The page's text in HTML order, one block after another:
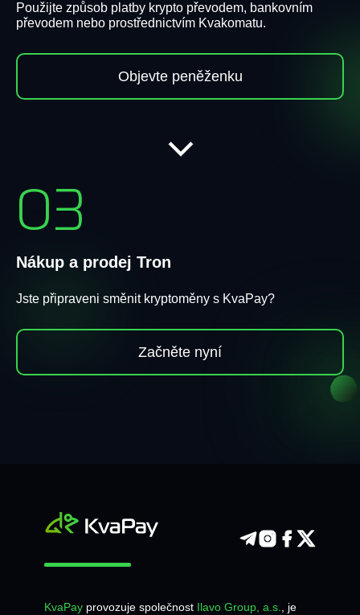
Použijte způsob platby krypto převodem, bankovním
převodem nebo prostřednictvím Kvakomatu.
Objevte peněženku
03
Nákup a prodej Tron
Jste připraveni směnit kryptoměny s KvaPay?
Začněte nyní
KvaPay provozuje společnost Ilavo Group, a.s., je